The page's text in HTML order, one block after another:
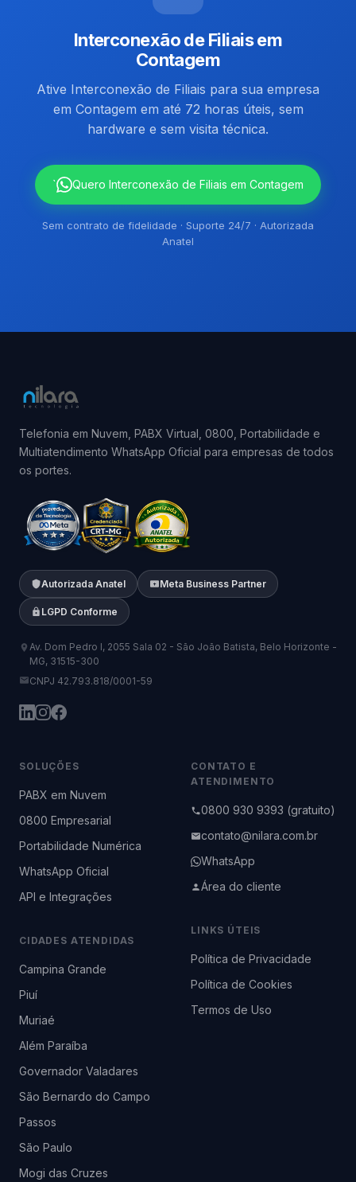
Interconexão de Filiais em
Contagem
Ative Interconexão de Filiais para sua empresa
em Contagem em até 72 horas úteis, sem
hardware e sem visita técnica.
` Quero Interconexão de Filiais em Contagem
Sem contrato de fidelidade · Suporte 24/7 · Autorizada
Anatel
Telefonia em Nuvem, PABX Virtual, 0800, Portabilidade e
Multiatendimento WhatsApp Oficial para empresas de todos
os portes.
Autorizada Anatel Meta Business Partner
LGPD Conforme
Av. Dom Pedro I, 2055 Sala 02 - São João Batista, Belo Horizonte -
MG, 31515-300
CNPJ 42.793.818/0001-59
SOLUÇÕES
PABX em Nuvem
0800 Empresarial
Portabilidade Numérica
WhatsApp Oficial
API e Integrações
CIDADES ATENDIDAS
Campina Grande
Piuí
Muriaé
Além Paraíba
Governador Valadares
São Bernardo do Campo
Passos
São Paulo
Mogi das Cruzes
CONTATO E
ATENDIMENTO
0800 930 9393 (gratuito)
contato@nilara.com.br
WhatsApp
Área do cliente
LINKS ÚTEIS
Política de Privacidade
Política de Cookies
Termos de Uso